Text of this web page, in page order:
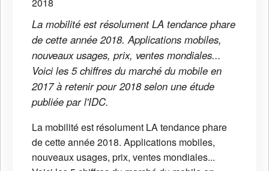
La mobilité est résolument LA tendance phare
de cette année 2018. Applications mobiles,
nouveaux usages, prix, ventes mondiales...
Voici les 5 chiffres du marché du mobile en
2017 à retenir pour 2018 selon une étude
publiée par l'IDC.
La mobilité est résolument LA tendance phare
de cette année 2018. Applications mobiles,
nouveaux usages, prix, ventes mondiales...